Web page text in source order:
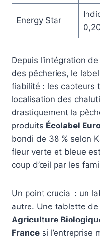
Energy Star
0,20
Depuis l’intégration
des pêcheries, le
fiabilité : les capteurs
localisation des
drastiquement la
produits Écolabel
bondi de 38 % selon
fleur verte et bleue
coup d’œil par les
Un point crucial : un
autre. Une tablette
Agriculture
France si l’entreprise